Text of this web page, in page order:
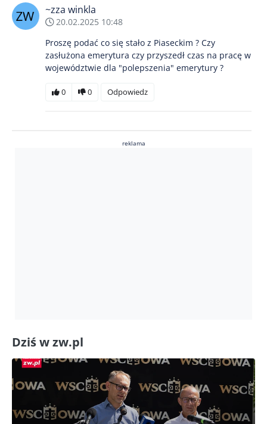
~zza winkla
20.02.2025 10:48
Proszę podać co się stało z Piaseckim ? Czy
zasłużona emerytura czy przyszedł czas na pracę w
województwie dla "polepszenia" emerytury ?
0 0 Odpowiedz
reklama
Dziś w zw.pl